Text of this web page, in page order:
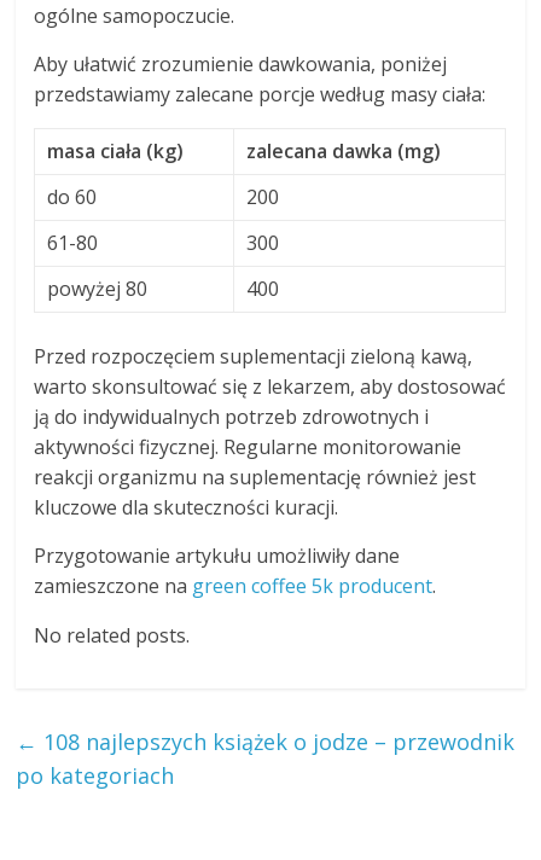
ogólne samopoczucie.
Aby ułatwić zrozumienie dawkowania, poniżej
przedstawiamy zalecane porcje według masy ciała:
masa ciała (kg)
zalecana dawka (mg)
do 60
200
61-80
300
powyżej 80
400
Przed rozpoczęciem suplementacji zieloną kawą,
warto skonsultować się z lekarzem, aby dostosować
ją do indywidualnych potrzeb zdrowotnych i
aktywności fizycznej. Regularne monitorowanie
reakcji organizmu na suplementację również jest
kluczowe dla skuteczności kuracji.
Przygotowanie artykułu umożliwiły dane
zamieszczone na green coffee 5k producent.
No related posts.
← 108 najlepszych książek o jodze – przewodnik
po kategoriach